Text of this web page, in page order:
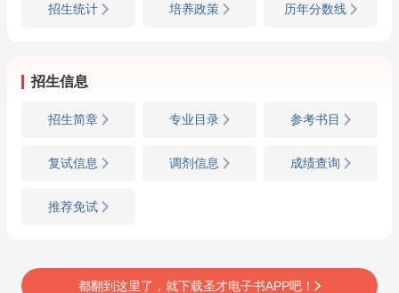
招生统计 培养政策 历年分数线
招生信息
招生简章 专业目录 参考书目
复试信息 调剂信息 成绩查询
推荐免试
都翻到这里了，就下载圣才电子书APP吧！